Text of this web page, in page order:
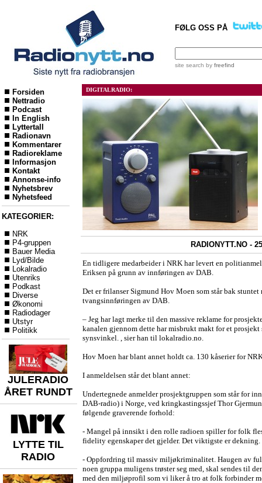
FØLG OSS PÅ
site search by freefind
Forsiden
Nettradio
Podcast
In English
Lyttertall
Radionavn
Kommentarer
Radioreklame
Informasjon
Kontakt
Annonse-info
Nyhetsbrev
Nyhetsfeed
KATEGORIER:
NRK
P4-gruppen
Bauer Media
Lyd/Bilde
Lokalradio
Utenriks
Podkast
Diverse
Økonomi
Radiodager
Utstyr
Politikk
JULERADIO
ÅRET RUNDT
LYTTE TIL
RADIO
DIGITALRADIO:
RADIONYTT.NO -
En tidligere medarbeider i NRK har levert en
Eriksen på grunn av innføringen av DAB.
Det er frilanser Sigmund Hov Moen som står bak
tvangsinnføringen av DAB.
– Jeg har lagt merke til den massive reklame for
kanalen gjennom dette har misbrukt makt for et
synsvinkel. , sier han til lokalradio.no.
Hov Moen har blant annet holdt ca. 130 kåserier for
I anmeldelsen står det blant annet:
Undertegnede anmelder prosjektgruppen som står for
DAB-radio) i Norge, ved kringkastingssjef Thor
følgende graverende forhold:
- Mangel på innsikt i den rolle radioen spiller for folk
fidelity egenskaper det gjelder. Det viktigste er dekning.
- Oppfordring til massiv miljøkriminalitet. Haugen av
noen gruppa muligens trøster seg med, skal sendes til
med den miljøprofil som vi liker å tro at folk forbinder